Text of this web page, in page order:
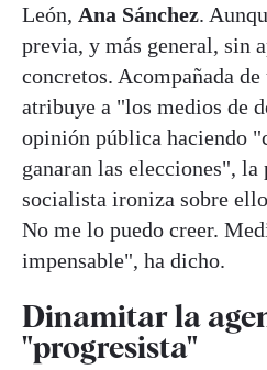
León, Ana Sánchez.
previa, y más general, sin
concretos. Acompañada
atribuye a "los medios de
opinión pública haciendo
ganaran las elecciones",
socialista ironiza sobre
No me lo puedo creer.
impensable", ha dicho.
Dinamitar la
"progresista"